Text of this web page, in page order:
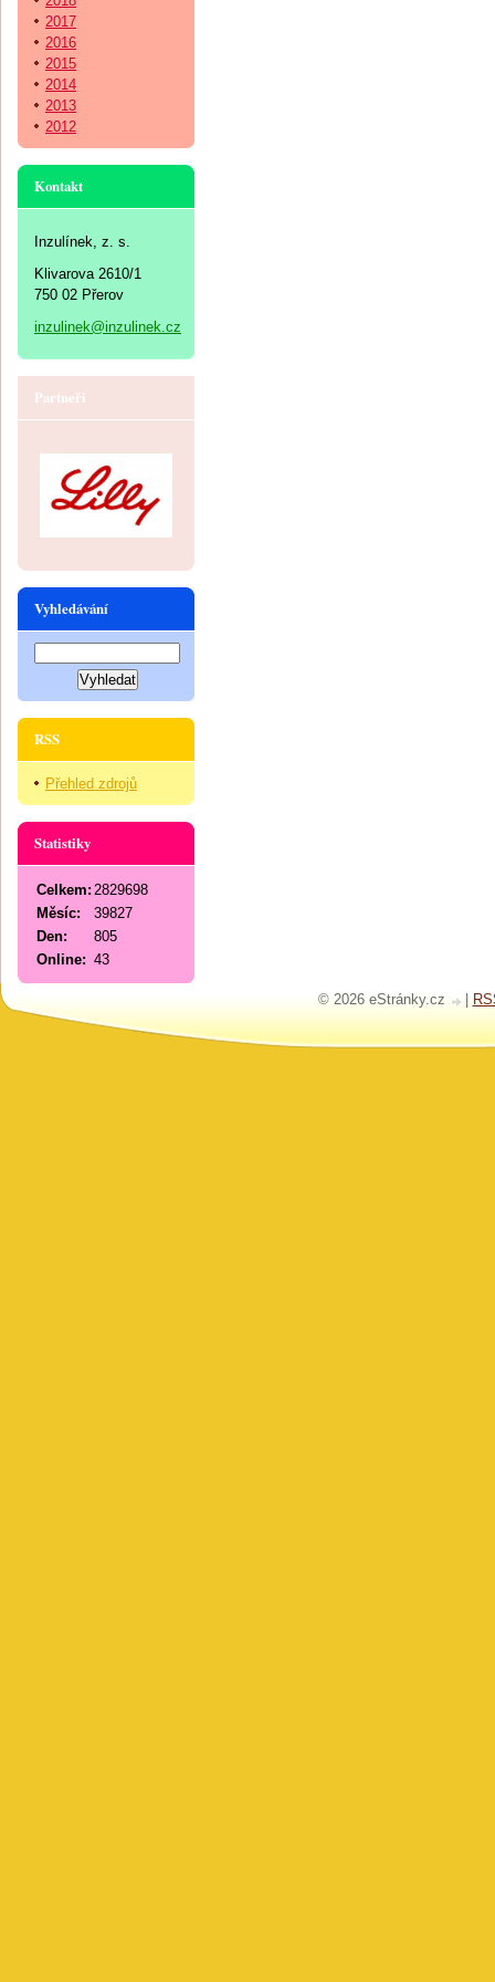
2017
2016
2015
2014
2013
2012
Kontakt
Inzulínek, z. s.
Klivarova 2610/1
750 02 Přerov
inzulinek@inzulinek.cz
Partneři
Vyhledávání
RSS
Přehled zdrojů
Statistiky
Online: 43
Celkem: 2829698
Měsíc:
39827
Den:
805
© 2026 eStránky.cz